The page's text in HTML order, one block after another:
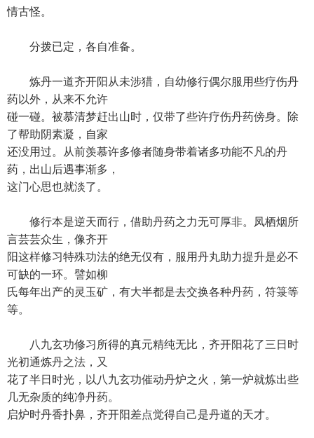
情古怪。
分拨已定，各自准备。
炼丹一道齐开阳从未涉猎，自幼修行偶尔服用些疗伤丹
药以外，从来不允许
碰一碰。被慕清梦赶出山时，仅带了些许疗伤丹药傍身。除
了帮助阴素凝，自家
还没用过。从前羡慕许多修者随身带着诸多功能不凡的丹
药，出山后遇事渐多，
这门心思也就淡了。
修行本是逆天而行，借助丹药之力无可厚非。凤栖烟所
言芸芸众生，像齐开
阳这样修习特殊功法的绝无仅有，服用丹丸助力提升是必不
可缺的一环。譬如柳
氏每年出产的灵玉矿，有大半都是去交换各种丹药，符箓等
等。
八九玄功修习所得的真元精纯无比，齐开阳花了三日时
光初通炼丹之法，又
花了半日时光，以八九玄功催动丹炉之火，第一炉就炼出些
几无杂质的纯净丹药。
启炉时丹香扑鼻，齐开阳差点觉得自己是丹道的天才。